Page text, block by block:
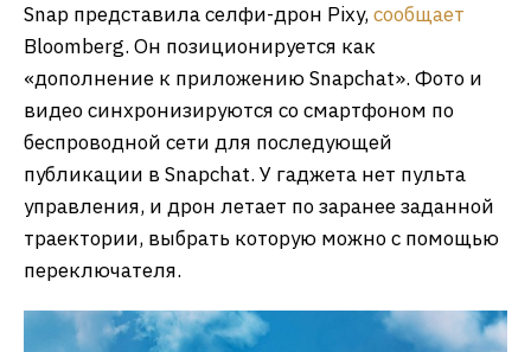
Snap представила селфи-дрон Pixy,сообщает
Bloomberg. Он позиционируется как
«дополнение к приложению Snapchat». Фото и
видео синхронизируются со смартфоном по
беспроводной сети для последующей
публикации в Snapchat. У гаджета нет пульта
управления, и дрон летает по заранее заданной
траектории, выбрать которую можно с помощью
переключателя.